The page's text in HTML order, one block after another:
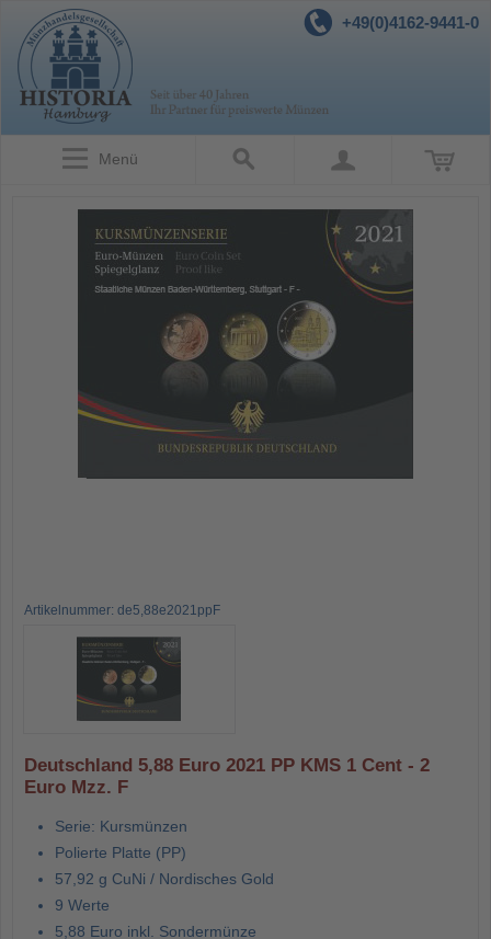
+49(0)4162-9441-0
Menü
Artikelnummer: de5,88e2021ppF
Deutschland 5,88 Euro 2021 PP KMS 1 Cent - 2
Euro Mzz. F
Serie: Kursmünzen
Polierte Platte (PP)
57,92 g CuNi / Nordisches Gold
9 Werte
5,88 Euro inkl. Sondermünze